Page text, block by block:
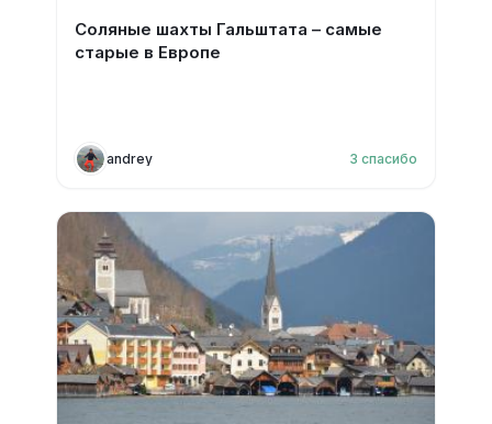
Соляные шахты Гальштата – самые
старые в Европе
andrey 3 спасибо